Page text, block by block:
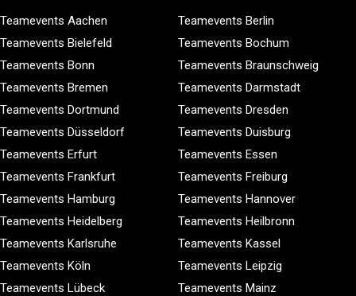
Teamevents Aachen
Teamevents Berlin
Teamevents Bielefeld
Teamevents Bochum
Teamevents Bonn
Teamevents Braunschweig
Teamevents Bremen
Teamevents Darmstadt
Teamevents Dortmund
Teamevents Dresden
Teamevents Düsseldorf
Teamevents Duisburg
Teamevents Erfurt
Teamevents Essen
Teamevents Frankfurt
Teamevents Freiburg
Teamevents Hamburg
Teamevents Hannover
Teamevents Heidelberg
Teamevents Heilbronn
Teamevents Karlsruhe
Teamevents Kassel
Teamevents Köln
Teamevents Leipzig
Teamevents Lübeck
Teamevents Mainz